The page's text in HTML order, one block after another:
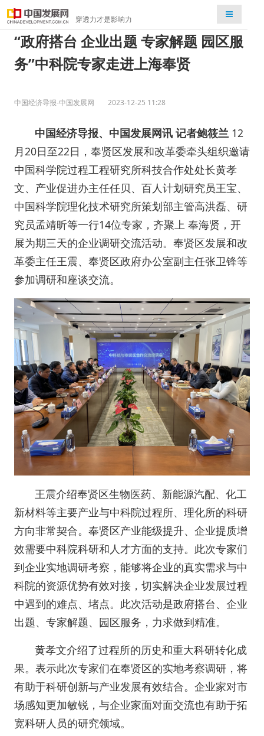
穿透力才是影响力
检索
“政府搭台 企业出题 专家解题 园区服
务”中科院专家走进上海奉贤
中国经济导报-中国发展网 2023-12-25 11:28
中国经济导报、中国发展网讯 记者鲍筱兰 12
月20日至22日，奉贤区发展和改革委牵头组织邀请
中国科学院过程工程研究所科技合作处处长黄孝
文、产业促进办主任任贝、百人计划研究员王宝、
中国科学院理化技术研究所策划部主管高洪磊、研
究员孟靖昕等一行14位专家，齐聚上 奉海贤，开
展为期三天的企业调研交流活动。奉贤区发展和改
革委主任王震、奉贤区政府办公室副主任张卫锋等
参加调研和座谈交流。
王震介绍奉贤区生物医药、新能源汽配、化工
新材料等主要产业与中科院过程所、理化所的科研
方向非常契合。奉贤区产业能级提升、企业提质增
效需要中科院科研和人才方面的支持。此次专家们
到企业实地调研考察，能够将企业的真实需求与中
科院的资源优势有效对接，切实解决企业发展过程
中遇到的难点、堵点。此次活动是政府搭台、企业
出题、专家解题、园区服务，力求做到精准。
黄孝文介绍了过程所的历史和重大科研转化成
果。表示此次专家们在奉贤区的实地考察调研，将
有助于科研创新与产业发展有效结合。企业家对市
场感知更加敏锐，与企业家面对面交流也有助于拓
宽科研人员的研究领域。